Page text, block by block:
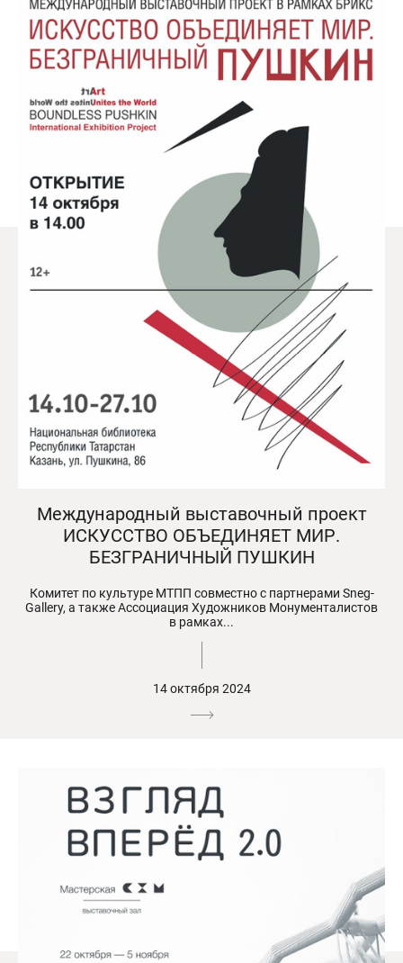
Международный выставочный проект
ИСКУССТВО ОБЪЕДИНЯЕТ МИР.
БЕЗГРАНИЧНЫЙ ПУШКИН
Комитет по культуре МТПП совместно с партнерами Sneg-
Gallery, а также Ассоциация Художников Монументалистов
в рамках...
14 октября 2024